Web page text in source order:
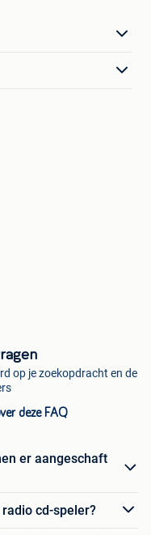
op je zoekopdracht en de
deze FAQ
er aangeschaft
cd-speler?